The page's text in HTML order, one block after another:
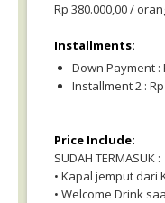
Rp 380.000,00 /
Installments:
Down Payment :
Installment 2 :
Price Include:
SUDAH TERMASUK :
• Kapal jemput dari
• Welcome Drink